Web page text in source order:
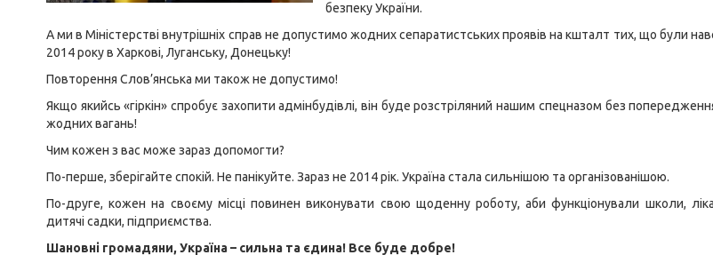
безпеку України.
А ми в Міністерстві внутрішніх справ не допустимо жодних сепаратистських проявів на кшталт тих, що були
2014 року в Харкові, Луганську, Донецьку!
Повторення Слов’янська ми також не допустимо!
Якщо якийсь «гіркін» спробує захопити адмінбудівлі, він буде розстріляний нашим спецназом без
жодних вагань!
Чим кожен з вас може зараз допомогти?
По-перше, зберігайте спокій. Не панікуйте. Зараз не 2014 рік. Україна стала сильнішою та організованішою.
По-друге, кожен на своєму місці повинен виконувати свою щоденну роботу, аби функціонували школи,
дитячі садки, підприємства.
Шановні громадяни, Україна – сильна та єдина! Все буде добре!